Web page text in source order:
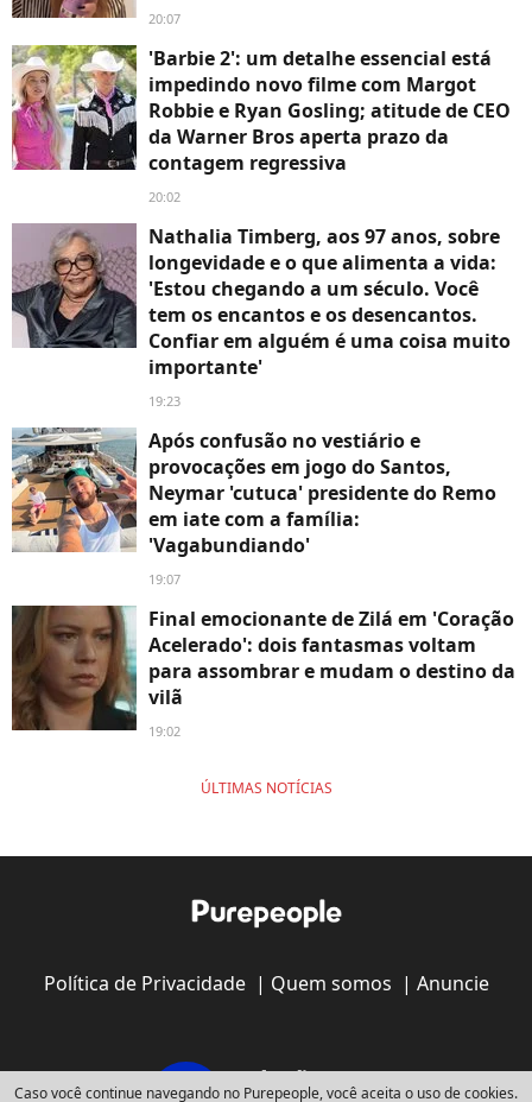
20:07
'Barbie 2': um detalhe essencial está
impedindo novo filme com Margot
Robbie e Ryan Gosling; atitude de CEO
da Warner Bros aperta prazo da
contagem regressiva
20:02
Nathalia Timberg, aos 97 anos, sobre
longevidade e o que alimenta a vida:
'Estou chegando a um século. Você
tem os encantos e os desencantos.
Confiar em alguém é uma coisa muito
importante'
19:23
Após confusão no vestiário e
provocações em jogo do Santos,
Neymar 'cutuca' presidente do Remo
em iate com a família:
'Vagabundiando'
19:07
Final emocionante de Zilá em 'Coração
Acelerado': dois fantasmas voltam
para assombrar e mudam o destino da
vilã
19:02
ÚLTIMAS NOTÍCIAS
Política de Privacidade| Quem somos | Anuncie
Caso você continue navegando no Purepeople, você aceita o uso de cookies.